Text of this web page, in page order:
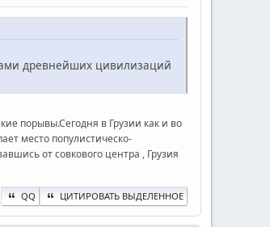
древнейших цивилизаций
порывы.Сегодня в Грузии как и во
место популистическо-
от совкового центра , Грузия
QQ ЦИТИРОВАТЬ ВЫДЕЛЕННОЕ